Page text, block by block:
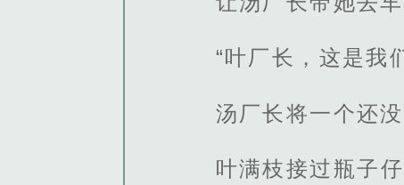
“叶厂长，这是我
汤厂长将一个还
叶满枝接过瓶子